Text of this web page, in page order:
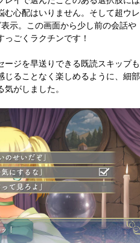
む心配はいりません。そして超ウレ
示。この画面から少し前の会話や
ごくラクチンです！
ジを早送りできる既読スキップも
じることなく楽しめるように、細部
がしました。